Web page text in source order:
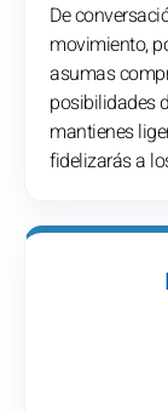
De
movimiento,
asumas
posibilidades
mantienes
fidelizarás a